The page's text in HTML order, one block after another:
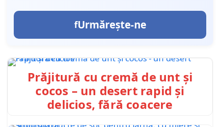
Urmărește-ne
Prăjitură cu cremă de unt și
cocos – un desert rapid și
delicios, fără coacere